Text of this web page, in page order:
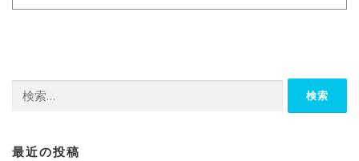
索:
最近の投稿